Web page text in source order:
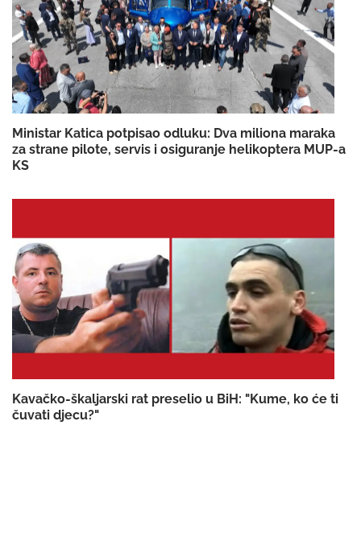
Ministar Katica potpisao odluku: Dva miliona maraka
za strane pilote, servis i osiguranje helikoptera MUP-a
KS
Kavačko-škaljarski rat preselio u BiH: "Kume, ko će ti
čuvati djecu?"